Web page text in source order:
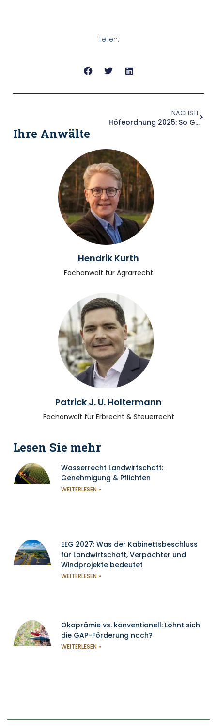
Teilen:
NÄCHSTE
Höfeordnung 2025: So Gelingt Die Nachfolgeplanung
Ihre Anwälte
Hendrik Kurth
Fachanwalt für Agrarrecht
Patrick J. U. Holtermann
Fachanwalt für Erbrecht & Steuerrecht
Lesen Sie mehr
Wasserrecht Landwirtschaft:
Genehmigung & Pflichten
WEITERLESEN »
EEG 2027: Was der Kabinettsbeschluss
für Landwirtschaft, Verpächter und
Windprojekte bedeutet
WEITERLESEN »
Ökoprämie vs. konventionell: Lohnt sich
die GAP-Förderung noch?
WEITERLESEN »